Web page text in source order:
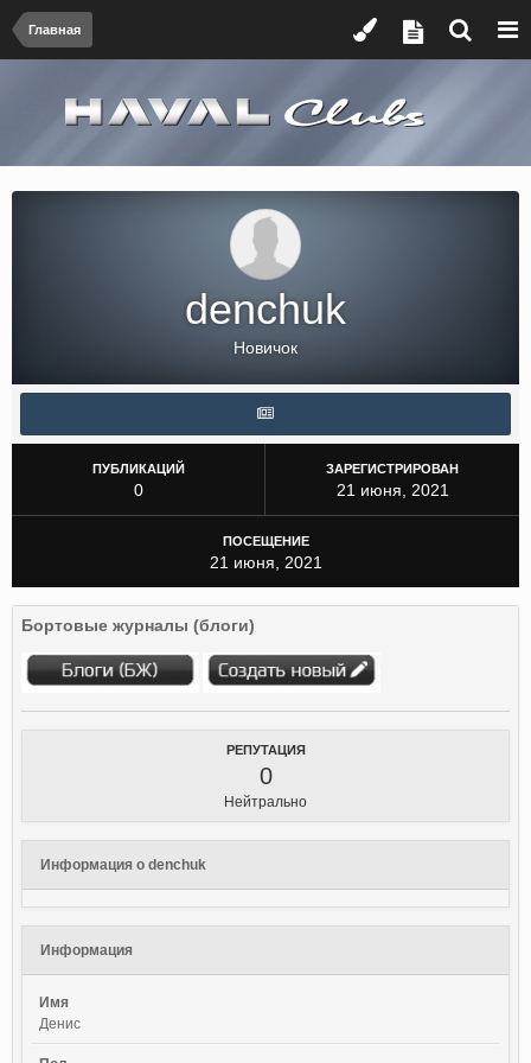
Главная
denchuk
Новичок
ПУБЛИКАЦИЙ
0
ЗАРЕГИСТРИРОВАН
21 июня, 2021
ПОСЕЩЕНИЕ
21 июня, 2021
Бортовые журналы (блоги)
РЕПУТАЦИЯ
0
Нейтрально
Информация о denchuk
Информация
Имя
Денис